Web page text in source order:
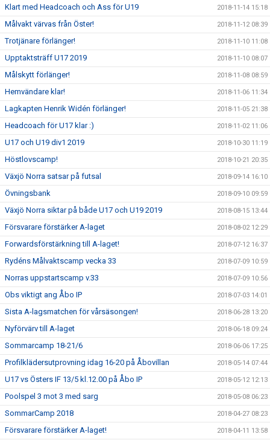
Klart med Headcoach och Ass för U19 2018-11-14 15:18
Målvakt värvas från Öster! 2018-11-12 08:39
Trotjänare förlänger! 2018-11-10 11:08
Upptaktsträff U17 2019 2018-11-10 08:07
Målskytt förlänger! 2018-11-08 08:59
Hemvändare klar! 2018-11-06 11:34
Lagkapten Henrik Widén förlänger! 2018-11-05 21:38
Headcoach för U17 klar :) 2018-11-02 11:06
U17 och U19 div1 2019 2018-10-30 11:19
Höstlovscamp! 2018-10-21 20:35
Växjö Norra satsar på futsal 2018-09-14 16:10
Övningsbank 2018-09-10 09:59
Växjö Norra siktar på både U17 och U19 2019 2018-08-15 13:44
Försvarare förstärker A-laget 2018-08-02 12:29
Forwardsförstärkning till A-laget! 2018-07-12 16:37
Rydéns Målvaktscamp vecka 33 2018-07-09 10:59
Norras uppstartscamp v.33 2018-07-09 10:56
Obs viktigt ang Åbo IP 2018-07-03 14:01
Sista A-lagsmatchen för vårsäsongen! 2018-06-28 13:20
Nyförvärv till A-laget 2018-06-18 09:24
Sommarcamp 18-21/6 2018-06-06 17:25
Profilklädersutprovning idag 16-20 på Åbovillan 2018-05-14 07:44
U17 vs Östers IF 13/5 kl.12.00 på Åbo IP 2018-05-12 12:13
Poolspel 3 mot 3 med sarg 2018-05-08 06:23
SommarCamp 2018 2018-04-27 08:23
Försvarare förstärker A-laget! 2018-04-11 13:58